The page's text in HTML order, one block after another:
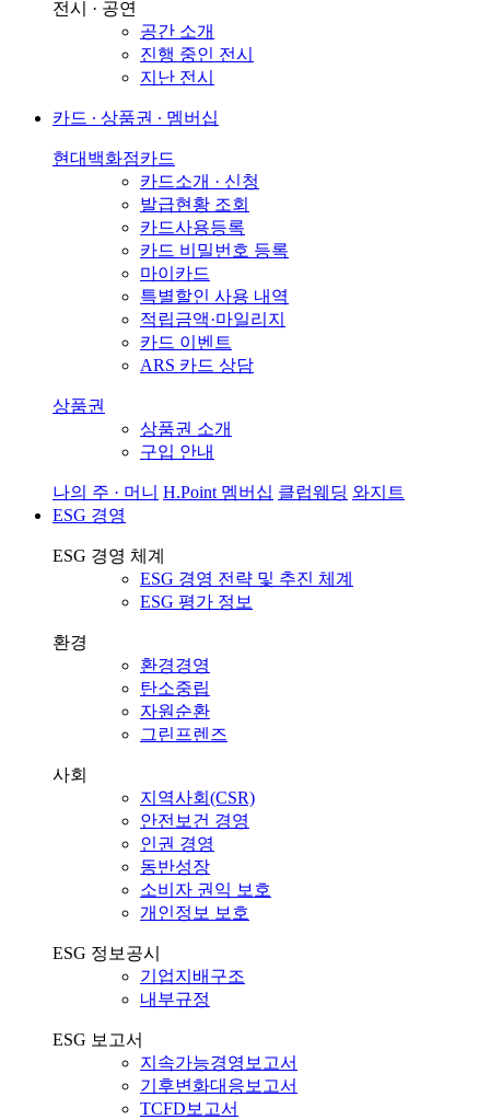
전시 · 공연
공간 소개
진행 중인 전시
지난 전시
카드 ∙ 상품권 ∙ 멤버십
현대백화점카드
카드소개 · 신청
발급현황 조회
카드사용등록
카드 비밀번호 등록
마이카드
특별할인 사용 내역
적립금액·마일리지
카드 이벤트
ARS 카드 상담
상품권
상품권 소개
구입 안내
나의 주 · 머니 H.Point 멤버십 클럽웨딩 와지트
ESG 경영
ESG 경영 체계
ESG 경영 전략 및 추진 체계
ESG 평가 정보
환경
환경경영
탄소중립
자원순환
그린프렌즈
사회
지역사회(CSR)
안전보건 경영
인권 경영
동반성장
소비자 권익 보호
개인정보 보호
ESG 정보공시
기업지배구조
내부규정
ESG 보고서
지속가능경영보고서
기후변화대응보고서
TCFD보고서